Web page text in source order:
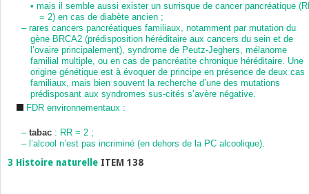
• mais il semble aussi exister un surrisque de cancer pancréatique
= 2) en cas de diabète ancien ;
– rares cancers pancréatiques familiaux, notamment par mutation du
gène BRCA2 (prédisposition héréditaire aux cancers du sein et de
l’ovaire principalement), syndrome de Peutz-Jeghers, mélanome
familial multiple, ou en cas de pancréatite chronique héréditaire. Une
origine génétique est à évoquer de principe en présence de deux cas
familiaux, mais bien souvent la recherche d’une des mutations
prédisposant aux syndromes sus-cités s’avère négative.
FDR environnementaux :
– tabac: RR = 2 ;
– l’alcool n’est pas incriminé (en dehors de la PC alcoolique).
3 Histoire naturelle ITEM 138